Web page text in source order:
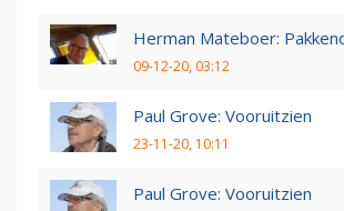
Herman Mateboer:
09-12-20, 03:12
Paul Grove: Vooruitzien
23-11-20, 10:11
Paul Grove: Vooruitzien